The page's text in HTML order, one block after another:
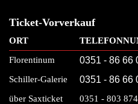
Ticket-Vorverkauf
ORT
Florentinum
0351 - 86 66
Schiller-Galerie 0351 - 86 66
über Saxticket 0351 - 803